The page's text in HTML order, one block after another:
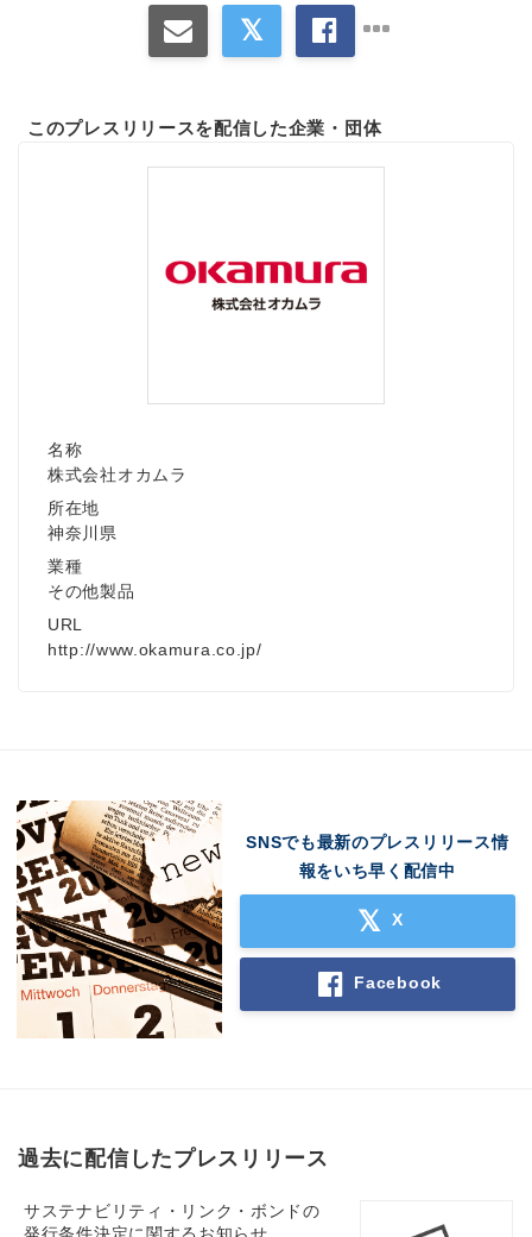
このプレスリリースを配信した企業・団体
名称
株式会社オカムラ
所在地
神奈川県
業種
その他製品
URL
http://www.okamura.co.jp/
SNSでも最新のプレスリリース情
報をいち早く配信中
X
Facebook
過去に配信したプレスリリース
サステナビリティ・リンク・ボンドの